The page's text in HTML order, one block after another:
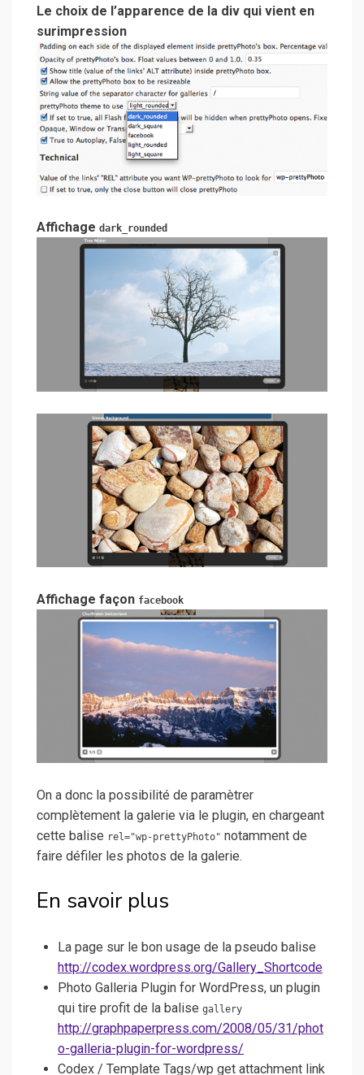
Le choix de l’apparence de la div qui vient en
surimpression
Affichage dark_rounded
Affichage façon facebook
On a donc la possibilité de paramètrer
complètement la galerie via le plugin, en chargeant
cette balise rel="wp-prettyPhoto" notamment de
faire défiler les photos de la galerie.
En savoir plus
La page sur le bon usage de la pseudo balise
http://codex.wordpress.org/Gallery_Shortcode
Photo Galleria Plugin for WordPress, un plugin
qui tire profit de la balise gallery
http://graphpaperpress.com/2008/05/31/phot
o-galleria-plugin-for-wordpress/
Codex / Template Tags/wp get attachment link